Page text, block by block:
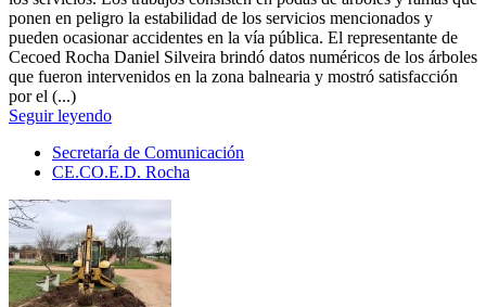
ponen en peligro la estabilidad de los servicios mencionados y
pueden ocasionar accidentes en la vía pública. El representante de
Cecoed Rocha Daniel Silveira brindó datos numéricos de los árboles
que fueron intervenidos en la zona balnearia y mostró satisfacción
por el (...)
Seguir leyendo
Secretaría de Comunicación
CE.CO.E.D. Rocha